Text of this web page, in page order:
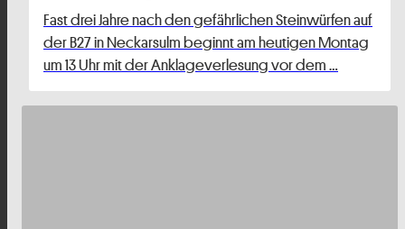
Fast drei Jahre nach den gefährlichen Steinwürfen auf
der B27 in Neckarsulm beginnt am heutigen Montag
um 13 Uhr mit der Anklageverlesung vor dem …